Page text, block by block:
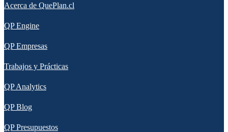
Acerca de QuePlan.cl
QP Engine
QP Empresas
Trabajos y Prácticas
QP Analytics
QP Blog
QP Presupuestos